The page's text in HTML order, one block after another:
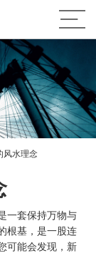
风水理念
一套保持万物与
根基，是一股连
可能会发现，新